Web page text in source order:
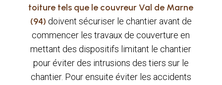
toiture tels que le couvreur Val de Marne
(94) doivent sécuriser le chantier avant de
commencer les travaux de couverture en
mettant des dispositifs limitant le chantier
pour éviter des intrusions des tiers sur le
chantier. Pour ensuite éviter les accidents